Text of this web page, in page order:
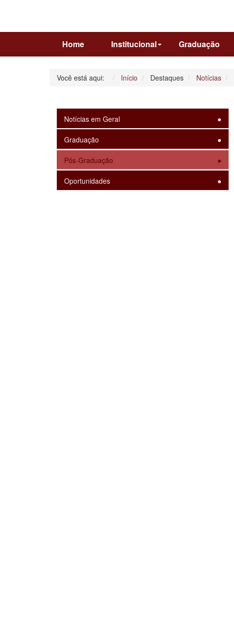
Home Institucional Graduação
Você está aqui: Início Destaques Notícias
Notícias em Geral
Graduação
Pós-Graduação
Oportunidades